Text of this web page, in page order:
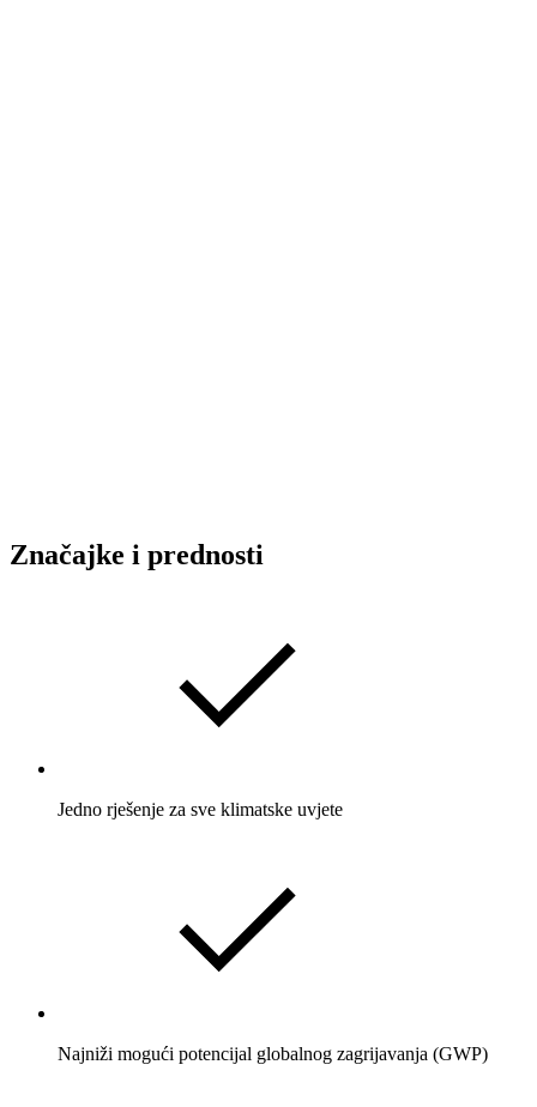
Značajke i prednosti
Jedno rješenje za sve klimatske uvjete
Najniži mogući potencijal globalnog zagrijavanja (GWP)